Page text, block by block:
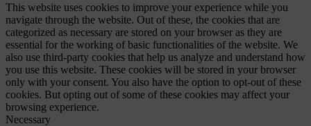
This website uses cookies to improve your experience while you
navigate through the website. Out of these, the cookies that are
categorized as necessary are stored on your browser as they are
essential for the working of basic functionalities of the website. We
also use third-party cookies that help us analyze and understand how
you use this website. These cookies will be stored in your browser
only with your consent. You also have the option to opt-out of these
cookies. But opting out of some of these cookies may affect your
browsing experience.
Necessary